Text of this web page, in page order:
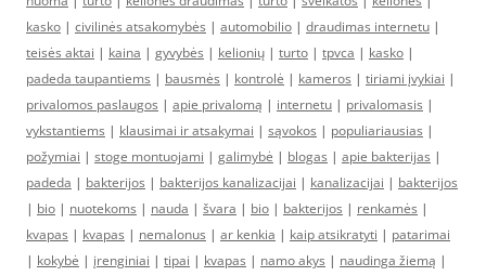
kasko | civilinės atsakomybės | automobilio | draudimas internetu |
teisės aktai | kaina | gyvybės | kelionių | turto | tpvca | kasko |
padeda taupantiems | bausmės | kontrolė | kameros | tiriami įvykiai |
privalomos paslaugos | apie privalomą | internetu | privalomasis |
vykstantiems | klausimai ir atsakymai | sąvokos | populiariausias |
požymiai | stoge montuojami | galimybė | blogas | apie bakterijas |
padeda | bakterijos | bakterijos kanalizacijai | kanalizacijai | bakterijos
| bio | nuotekoms | nauda | švara | bio | bakterijos | renkamės |
kvapas | kvapas | nemalonus | ar kenkia | kaip atsikratyti | patarimai
| kokybė | įrenginiai | tipai | kvapas | namo akys | naudinga žiemą |